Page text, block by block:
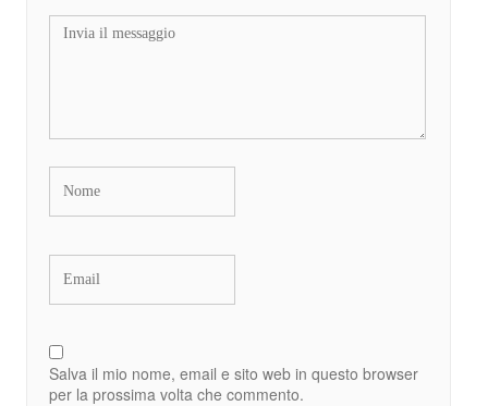
Salva il mio nome, email e sito web in questo browser
per la prossima volta che commento.